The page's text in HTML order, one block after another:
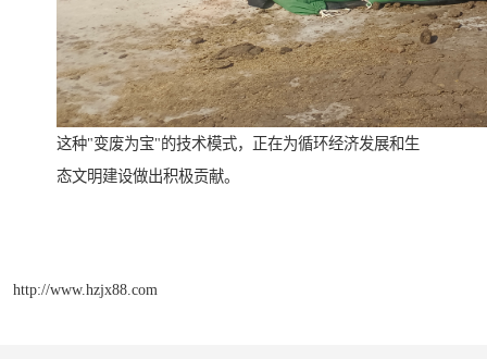
这种"变废为宝"的技术模式，正在为循环经济发展和生
态文明建设做出积极贡献。
http://www.hzjx88.com